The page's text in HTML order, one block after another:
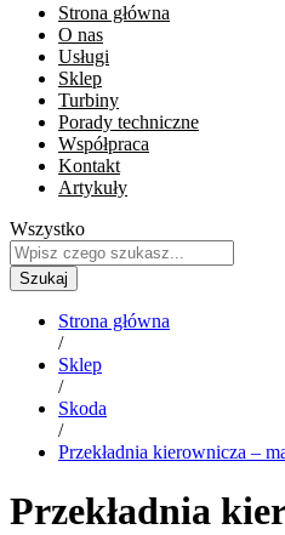
Strona główna
O nas
Usługi
Sklep
Turbiny
Porady techniczne
Współpraca
Kontakt
Artykuły
Wszystko
Szukaj
Strona główna
/
Sklep
/
Skoda
/
Przekładnia kierownicza –
Przekładnia